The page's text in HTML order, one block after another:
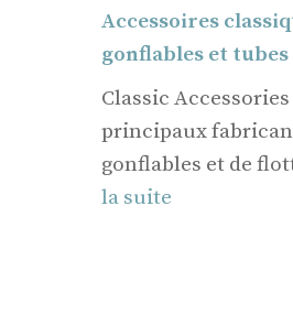
Accessoires
gonflables et
Classic Accessories
principaux
gonflables et de
la suite